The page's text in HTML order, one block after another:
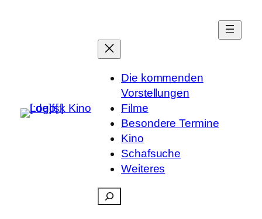
Die kommenden
Vorstellungen
Filme
Besondere Termine
Kino
Schafsuche
Weiteres
Suchen